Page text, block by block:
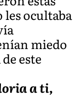
les ocultaba
miedo
este
a ti,